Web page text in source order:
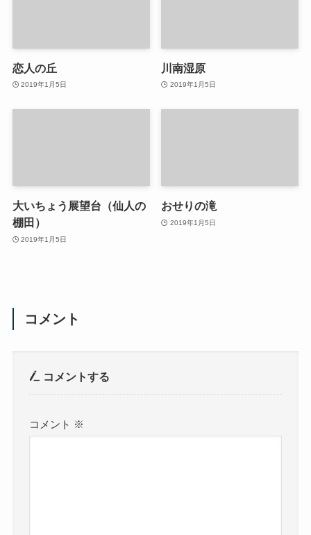
恋人の丘
2019年1月5日
川南湿原
2019年1月5日
大いちょう展望台（仙人の
棚田）
2019年1月5日
おせりの滝
2019年1月5日
コメント
コメントする
コメント ※